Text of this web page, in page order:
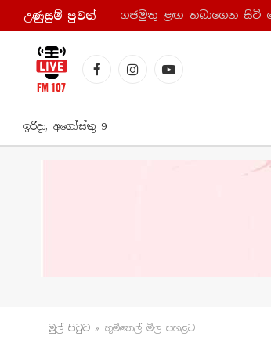
උණුසුම් පුව​ත් ගජමුතු ළඟ තබාගෙන සිටි
FacebookInstagramYouTube
ඉරිදා, අගෝස්තු 9
මුල් පිටු​ව » භූමිතෙල් මිල පහළට